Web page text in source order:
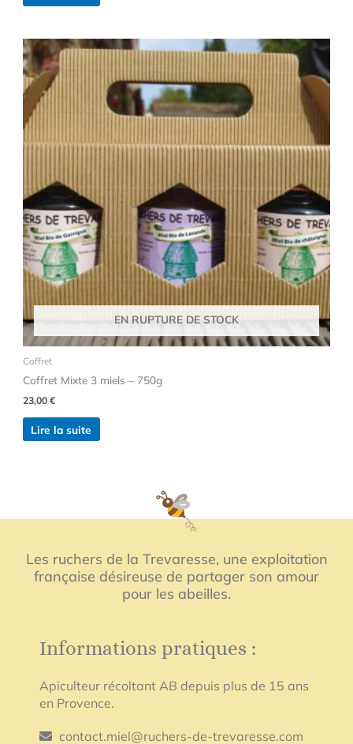
EN RUPTURE DE STOCK
Coffret
Coffret Mixte 3 miels – 750g
23,00 €
Lire la suite
Les ruchers de la Trevaresse, une exploitation
française désireuse de partager son amour
pour les abeilles.
Informations pratiques :
Apiculteur récoltant AB depuis plus de 15 ans
en Provence.
contact.miel@ruchers-de-trevaresse.com